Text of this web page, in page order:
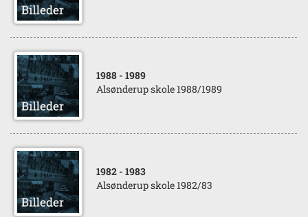
1988 - 1989
Alsønderup skole 1988/1989
1982 - 1983
Alsønderup skole 1982/83